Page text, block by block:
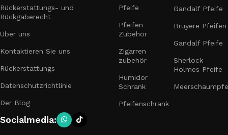
Rückerstattungs- und
Rückgaberecht
Über uns
Kontaktieren Sie uns
Rückerstattungs
Datenschutzrichtlinie
Der Blog
Pfeife
Pfeifen
Zubehör
Zigarren
zubehör
Humidor
Schrank
Pfeifenschrank
Gandalf Pfeife
Bruyere Pfeifen
Gandalf Pfeife
Sherlock
Holmes Pfeife
Socialmedia: